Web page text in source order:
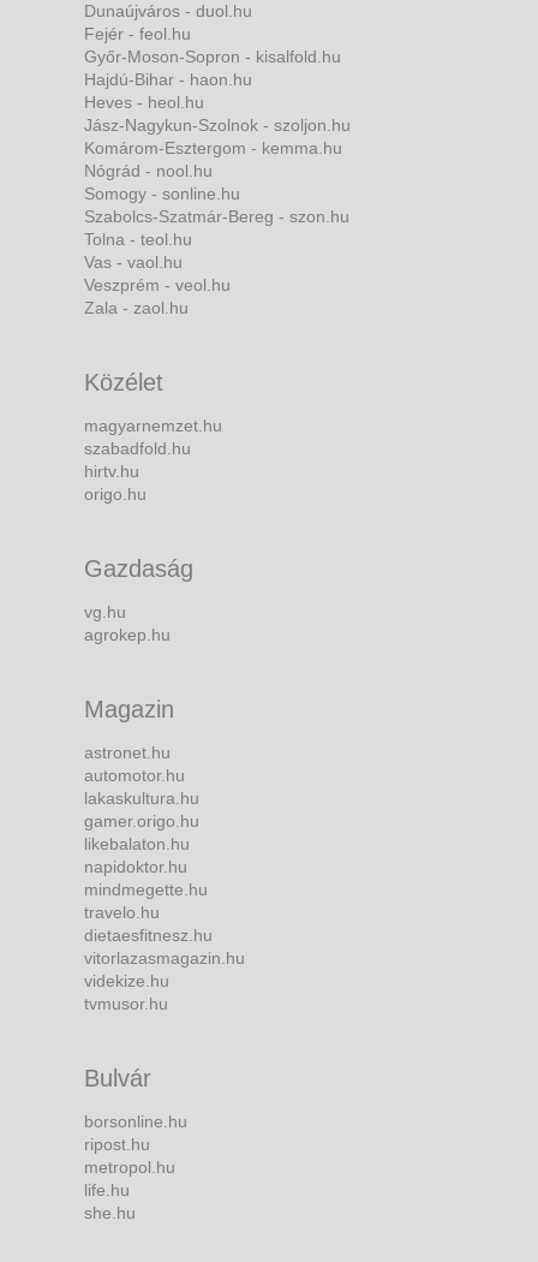
Dunaújváros - duol.hu
Fejér - feol.hu
Győr-Moson-Sopron - kisalfold.hu
Hajdú-Bihar - haon.hu
Heves - heol.hu
Jász-Nagykun-Szolnok - szoljon.hu
Komárom-Esztergom - kemma.hu
Nógrád - nool.hu
Somogy - sonline.hu
Szabolcs-Szatmár-Bereg - szon.hu
Tolna - teol.hu
Vas - vaol.hu
Veszprém - veol.hu
Zala - zaol.hu
Közélet
magyarnemzet.hu
szabadfold.hu
hirtv.hu
origo.hu
Gazdaság
vg.hu
agrokep.hu
Magazin
astronet.hu
automotor.hu
lakaskultura.hu
gamer.origo.hu
likebalaton.hu
napidoktor.hu
mindmegette.hu
travelo.hu
dietaesfitnesz.hu
vitorlazasmagazin.hu
videkize.hu
tvmusor.hu
Bulvár
borsonline.hu
ripost.hu
metropol.hu
life.hu
she.hu